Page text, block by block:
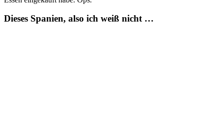
Dieses Spanien, also ich weiß nicht …